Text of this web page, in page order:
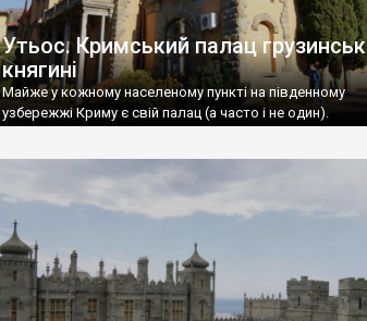
Утьос. Кримський палац
княгині
Майже у кожному населеному пункті на південному
узбережжі Криму є свій палац (а часто і не один).